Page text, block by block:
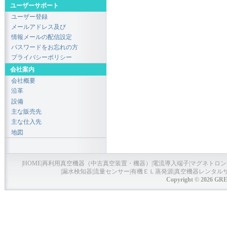
ユーザーサポート
ユーザー登録
メールアドレス及び
情報メールの配信設定
パスワードをお忘れの方
プライバシーポリシー
会社案内
会社概要
沿革
設備
主な販売先
主な仕入先
地図
HOME再利用真空機器（中古真空装置・機器） 電流導入端子 マグネトロ
漏水検知器 流量センサー 有機ＥＬ蒸発源真空機器レンタル
Copyright © 2026